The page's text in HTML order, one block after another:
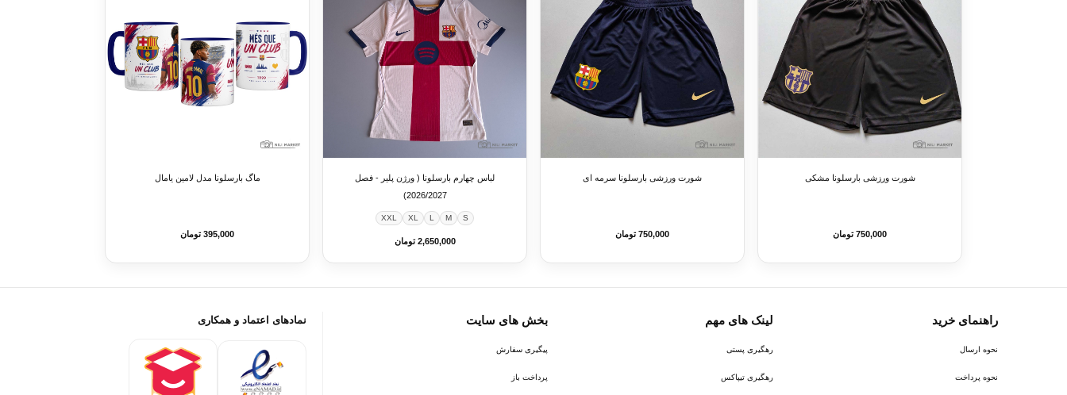
شورت ورزشی بارسلونا مشکی
750,000 تومان
شورت ورزشی بارسلونا سرمه ای
750,000 تومان
لباس چهارم بارسلونا ( ورژن پلیر - فصل
2026/2027)
S
M
L
XL
XXL
2,650,000 تومان
ماگ بارسلونا مدل لامین یامال
395,000 تومان
راهنمای خرید
نحوه ارسال
نحوه پرداخت
لینک های مهم
رهگیری پستی
رهگیری تیپاکس
بخش های سایت
پیگیری سفارش
پرداخت باز
نمادهای اعتماد و همکاری